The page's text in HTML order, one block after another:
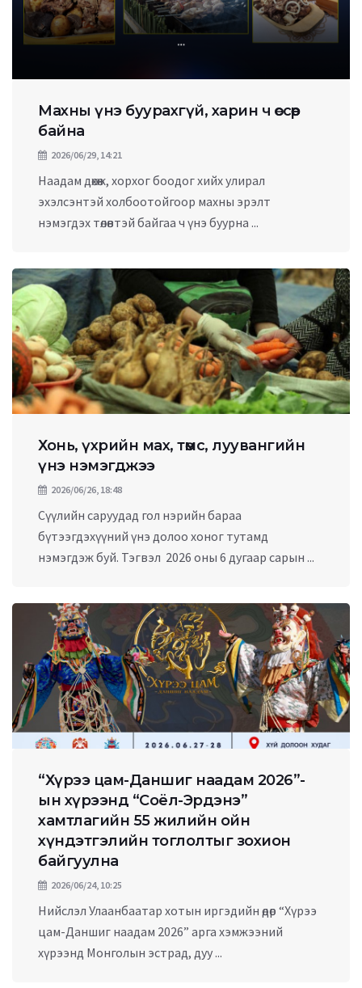
Махны үнэ буурахгүй, харин ч өссөөр
байна
2026/06/29, 14:21
Наадам дөхөж, хорхог боодог хийх улирал
эхэлсэнтэй холбоотойгоор махны эрэлт
нэмэгдэх төлөвтэй байгаа ч үнэ буурна ...
Хонь, үхрийн мах, төмс, луувангийн
үнэ нэмэгджээ
2026/06/26, 18:48
Сүүлийн саруудад гол нэрийн бараа
бүтээгдэхүүний үнэ долоо хоног тутамд
нэмэгдэж буй. Тэгвэл 2026 оны 6 дугаар сарын ...
“Хүрээ цам-Даншиг наадам 2026”-
ын хүрээнд “Соёл-Эрдэнэ”
хамтлагийн 55 жилийн ойн
хүндэтгэлийн тоглолтыг зохион
байгуулна
2026/06/24, 10:25
Нийслэл Улаанбаатар хотын иргэдийн өдөр “Хүрээ
цам-Даншиг наадам 2026” арга хэмжээний
хүрээнд Монголын эстрад, дуу ...